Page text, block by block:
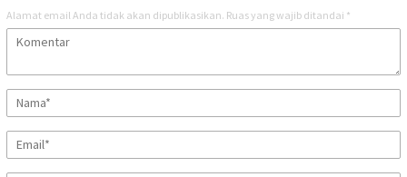
Alamat email Anda tidak akan dipublikasikan. Ruas yang wajib ditandai *